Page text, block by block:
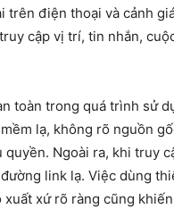
trên điện thoại và cảnh
cập vị trí, tin nhắn,
toàn trong quá trình sử
lạ, không rõ nguồn
quyền. Ngoài ra, khi truy
link lạ. Việc dùng
xuất xứ rõ ràng cũng